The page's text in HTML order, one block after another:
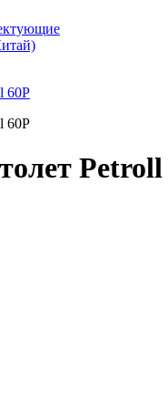
Petroll